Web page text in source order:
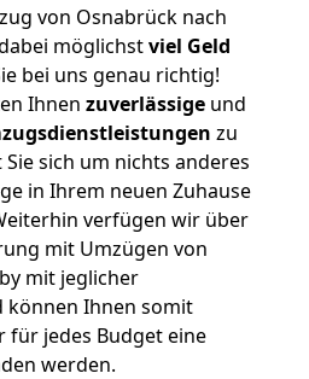
von Osnabrück nach
möglichstviel Geld
bei uns genau richtig!
Ihnen zuverlässige und
zu
sich um nichts anderes
in Ihrem neuen Zuhause
verfügen wir über
mit Umzügen von
mit jeglicher
Ihnen somit
für jedes Budget eine
werden.